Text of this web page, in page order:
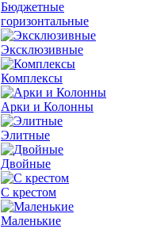
Бюджетные
горизонтальные
Эксклюзивные
Комплексы
Арки и Колонны
Элитные
Двойные
С крестом
Маленькие